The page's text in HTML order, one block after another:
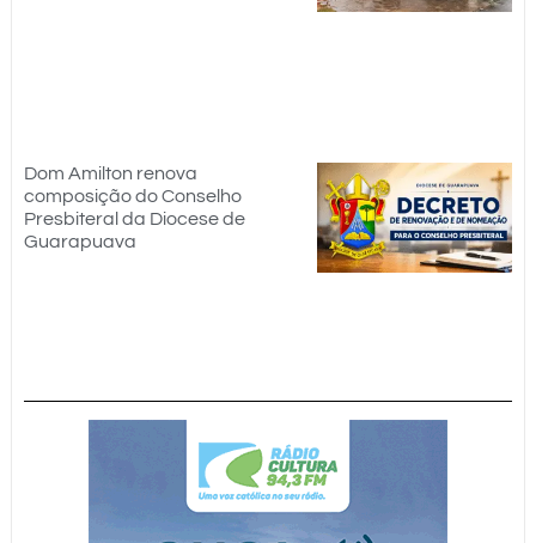
Dom Amilton renova
composição do Conselho
Presbiteral da Diocese de
Guarapuava